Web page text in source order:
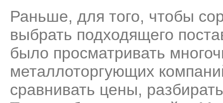
Раньше, для того, чтобы
выбрать подходящего
было просматривать
металлоторгующих
сравнивать цены,